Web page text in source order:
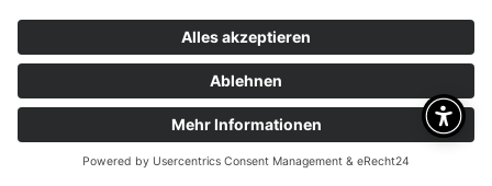
UNSERE ÖFFNUNGSZEITEN
Mo-Fr 09:00 - 18:00 Uhr